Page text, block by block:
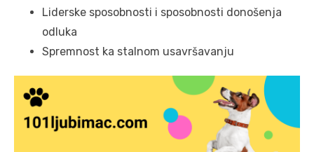
Liderske sposobnosti i sposobnosti donošenja
odluka
Spremnost ka stalnom usavršavanju